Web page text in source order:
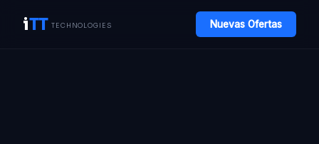
iTT TECHNOLOGIES Nuevas Ofertas